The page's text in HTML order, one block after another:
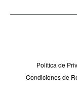
Política de
Condiciones de